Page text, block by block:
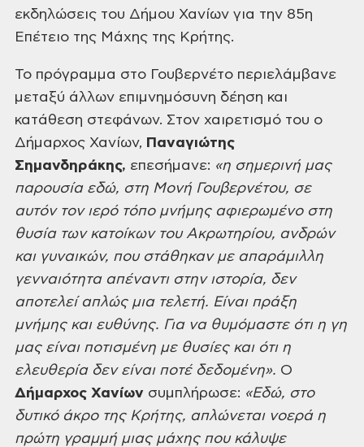
εκδηλώσεις του Δήμου Χανίων για την 85η
Επέτειο της Μάχης της Κρήτης.
Το πρόγραμμα στο Γουβερνέτο περιελάμβανε
μεταξύ άλλων επιμνημόσυνη δέηση και
κατάθεση στεφάνων. Στον χαιρετισμό του ο
Δήμαρχος Χανίων, Παναγιώτης
Σημανδηράκης, επεσήμανε: «η σημερινή μας
παρουσία εδώ, στη Μονή Γουβερνέτου, σε
αυτόν τον ιερό τόπο μνήμης αφιερωμένο στη
θυσία των κατοίκων του Ακρωτηρίου, ανδρών
και γυναικών, που στάθηκαν με απαράμιλλη
γενναιότητα απέναντι στην ιστορία, δεν
αποτελεί απλώς μια τελετή. Είναι πράξη
μνήμης και ευθύνης. Για να θυμόμαστε ότι η γη
μας είναι ποτισμένη με θυσίες και ότι η
ελευθερία δεν είναι ποτέ δεδομένη». Ο
Δήμαρχος Χανίων συμπλήρωσε: «Εδώ, στο
δυτικό άκρο της Κρήτης, απλώνεται νοερά η
πρώτη γραμμή μιας μάχης που κάλυψε